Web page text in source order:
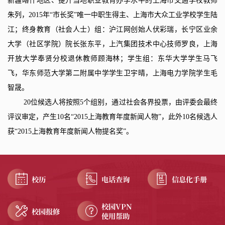
朱列， 2015年“市长奖”唯一中职生得主、上海市大众工业学校学生陆
江；终身教育（社会人士）组：沪江网创始人伏彩瑞，长宁区业余
大学（社区学院）院长张东平，上汽集团技术中心技师罗良，上海
开放大学奉贤分校退休教师顾海林；学生组：东华大学学生马飞
飞，华东师范大学第二附属中学学生卫宇晴，上海电力学院学生毛
智晟。
20位候选人将按照5个组别，通过社会各界投票，由评委会最终
评议审定，产生10名“2015 上海教育年度新闻人物”，此外10名候选人
获“2015 上海教育年度新闻人物提名奖”。
校历 电话查询 信息化手册
校园报修
校园VPN
使用帮助